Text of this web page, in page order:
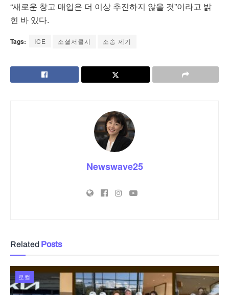
“새로운 창고 매입은 더 이상 추진하지 않을 것”이라고 밝
힌 바 있다.
Tags: ICE 소셜서클시 소송 제기
Newswave25
Related Posts
로컬